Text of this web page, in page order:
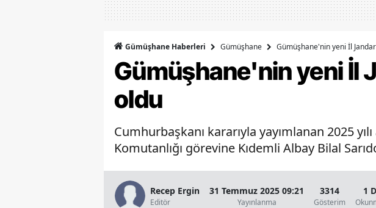
Gümüşhane Haberleri Gümüşhane Gümüşhane'nin yeni İl
Gümüşhane'nin yeni İl
oldu
Cumhurbaşkanı kararıyla yayımlanan 2025
Komutanlığı görevine Kıdemli Albay Bilal
Recep Ergin
Editör
31 Temmuz 2025 09:21
Yayınlanma
3314
Gösterim
1